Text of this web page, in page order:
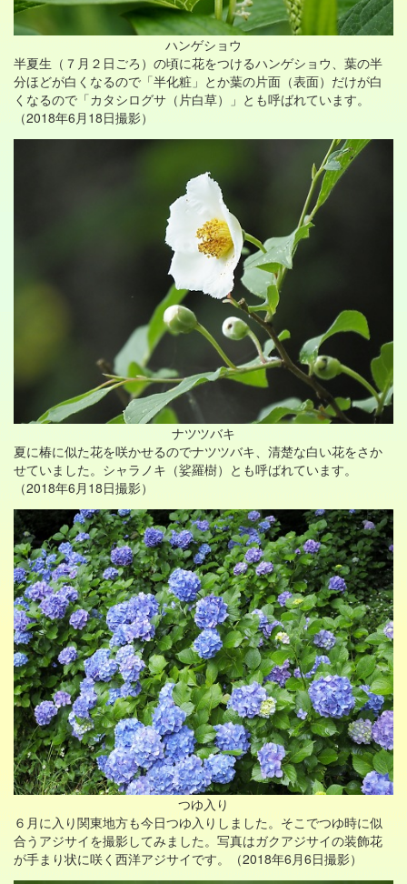
ハンゲショウ
半夏生（７月２日ごろ）の頃に花をつけるハンゲショウ、葉の半
分ほどが白くなるので「半化粧」とか葉の片面（表面）だけが白
くなるので「カタシログサ（片白草）」とも呼ばれています。
（2018年6月18日撮影）
ナツツバキ
夏に椿に似た花を咲かせるのでナツツバキ、清楚な白い花をさか
せていました。シャラノキ（娑羅樹）とも呼ばれています。
（2018年6月18日撮影）
つゆ入り
６月に入り関東地方も今日つゆ入りしました。そこでつゆ時に似
合うアジサイを撮影してみました。写真はガクアジサイの装飾花
が手まり状に咲く西洋アジサイです。（2018年6月6日撮影）